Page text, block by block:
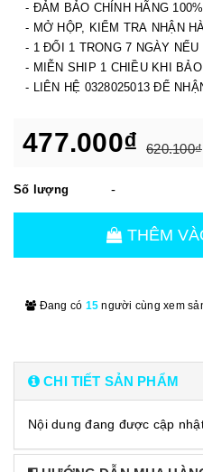
- ĐẢM BẢO CHÍNH HÃNG 100%
- MỞ HỘP, KIỂM TRA NHẬN
- 1 ĐỔI 1 TRONG 7 NGÀY NẾU
- MIỄN SHIP 1 CHIỀU KHI
- LIÊN HỆ 0328025013 ĐỂ
477.000₫ 620.100₫
Số lượng -
THÊM
Đang có 15 người cùng xem
CHI TIẾT SẢN PHẨM
Nội dung đang được cập